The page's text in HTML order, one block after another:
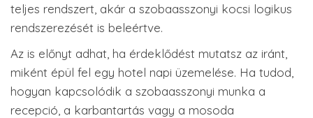
teljes rendszert, akár a szobaasszonyi kocsi logikus
rendszerezését is beleértve.
Az is előnyt adhat, ha érdeklődést mutatsz az iránt,
miként épül fel egy hotel napi üzemelése. Ha tudod,
hogyan kapcsolódik a szobaasszonyi munka a
recepció, a karbantartás vagy a mosoda